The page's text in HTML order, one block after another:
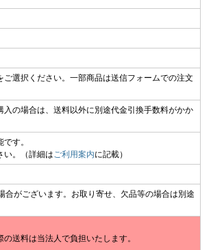
選択ください。一部商品は送信フォームでの注文
の場合は、送料以外に別途代金引換手数料がかか
す。
い。（詳細はご利用案内に記載）
がございます。お取り寄せ、欠品等の場合は別途
送料は当法人で負担いたします。